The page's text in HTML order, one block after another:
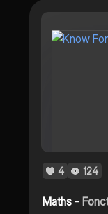
4 124
Maths -